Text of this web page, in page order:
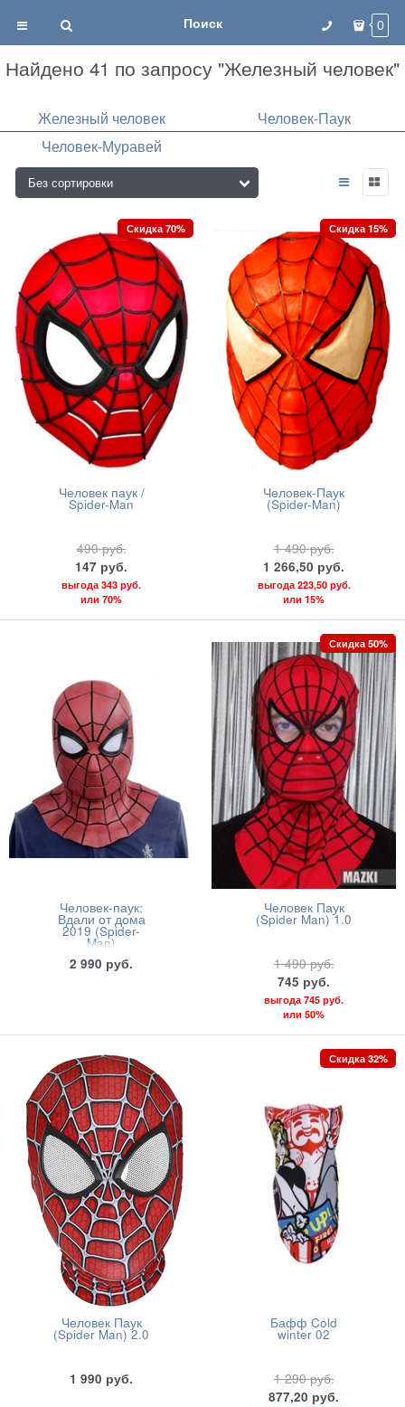
Поиск 0
Найдено 41 по запросу "Железный человек"
Железный человек
Человек-Паук
Человек-Муравей
Человек паук /
Spider-Man
490 руб.
147 руб.
выгода343 руб.
или 70%
Скидка 70%
Человек-Паук
(Spider-Man)
1 490 руб.
1 266,50 руб.
выгода223,50 руб.
или 15%
Скидка 15%
Человек-паук:
Вдали от дома
2019 (Spider-
Man)
2 990 руб.
Человек Паук
(Spider Man) 1.0
1 490 руб.
745 руб.
выгода745 руб.
или 50%
Скидка 50%
Человек Паук
(Spider Man) 2.0
1 990 руб.
Бафф Cold
winter 02
1 290 руб.
877,20 руб.
Скидка 32%